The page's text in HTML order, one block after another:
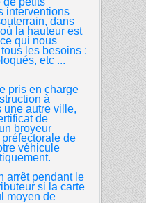
interventions
dans
la hauteur est
qui nous
les besoins :
etc ...
pris en charge
à
une autre ville,
de
broyeur
de
véhicule
arrêt pendant le
si la carte
moyen de